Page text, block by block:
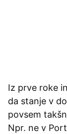
Iz prve roke
da stanje v
povsem
Npr. ne v